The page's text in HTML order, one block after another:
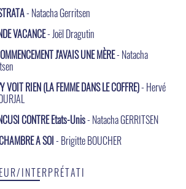
- Natacha Gerritsen
VACANCE- Joël Dragutin
J'AVAIS UNE MÈRE- Natacha
VOIT RIEN (LA FEMME DANS LE COFFRE)- Hervé
CONTRE Etats-Unis- Natacha GERRITSEN
A SOI- Brigitte BOUCHER
INTERPRÉTATI